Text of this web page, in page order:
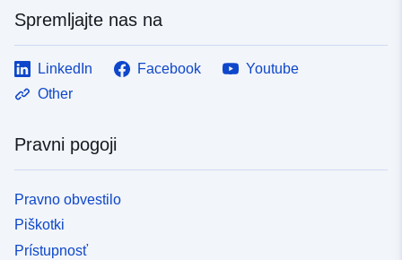
Spremljajte nas na
LinkedIn Facebook
Youtube
Other
Pravni pogoji
Pravno obvestilo
Piškotki
Prístupnosť